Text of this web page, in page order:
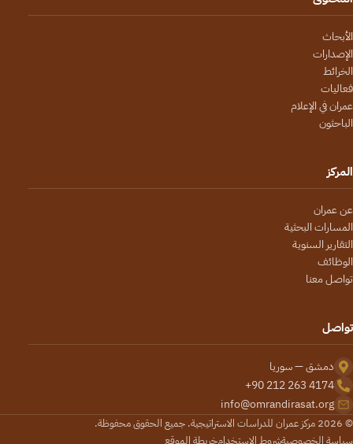
الأبحاث
الإصدارات
الخرائط
فعاليات
عمران في الإعلام
الباحثون
المركز
عن عمران
المسارات البحثية
التقارير السنوية
الوظائف
تواصل معنا
تواصل
دمشق — سوريا
+90 212 263 4174
info@omrandirasat.org
© 2026 مركز عمران للدراسات الاستراتيجية. جميع الحقوق محفوظة.
سياسة الخصوصيةشروط الاستخدامخريطة الموقع